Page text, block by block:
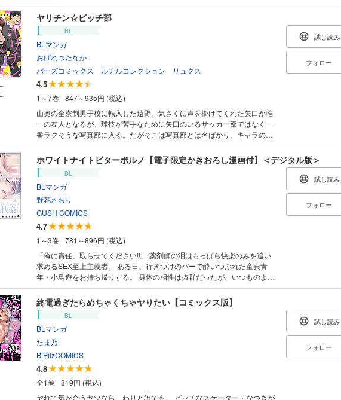
ヤリチン☆ビッチ部
BL
BLマンガ
おげれつたなか
バーズコミックス ルチルコレクション リュクス
4.5
1～7巻
847～935円 (税込)
山奥の全寮制男子校に転入した遠野。気さくに声を掛けてくれた矢口が唯
一の友人となるが、球技が苦手なために矢口のいるサッカー部ではなく一
番ラクそうな写真部に入る。だがそこは写真部とは名ばかり、キャラの濃
い先輩たちがひしめく通称「ヤリチンビッチ部」だった！ 一見お下品だけ
ど、不器用でピュアな恋愛事情がめくるめく青春ストーリー!!
試し読み
フォロー
ホワイトナイトビターポルノ【電子限定かきおろし漫画付】＜デジタル版＞
BL
BLマンガ
野花さおり
GUSH COMICS
4.7
1～3巻
781～896円 (税込)
「俺に責任、取らせてください!!」 薬剤師の泪はもっぱら快楽のみを追い
求めるSEX至上主義者。 ある日、行きつけのバーで酔いつぶれた童貞青
年・小鳥遊をお持ち帰りする。 身体の相性は抜群だったが、いつものよう
に一晩限り、とホテルを後にした。 ところがなんと小鳥遊は「泪さんに恋
しちゃったみたいです」と猛アタックを開始する。 泪の職場にバイトにき
たり、行動を逐一チェックしたりと半ばストーカーじみた愛情表現にちょ
っと引きつつ、 真っ直ぐ自分だけを見つめる小鳥遊に次第に心が揺れ動い
て…？ ★★電子のみで楽しめるスペシャル修正仕様★★
試し読み
フォロー
終電過ぎたらめちゃくちゃヤりたい【コミックス版】
BL
BLマンガ
たま乃
B.PilzCOMICS
4.8
全1巻
819円 (税込)
ヤれて気が合うヤツなら、わりと誰でも。 ビッチなスケーター・なつきが
試し読み
フォロー